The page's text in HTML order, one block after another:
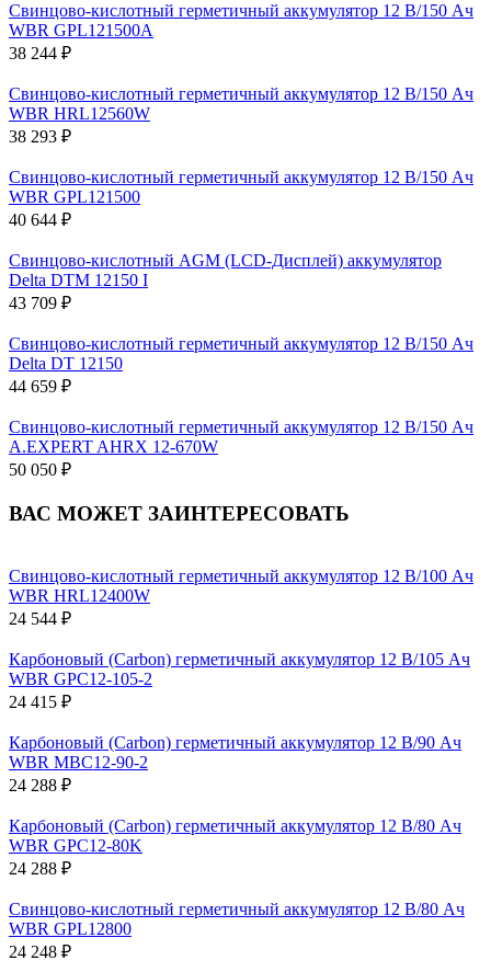
Свинцово-кислотный герметичный аккумулятор 12 В/150 Ач
WBR GPL121500A
38 244 ₽
Свинцово-кислотный герметичный аккумулятор 12 В/150 Ач
WBR HRL12560W
38 293 ₽
Свинцово-кислотный герметичный аккумулятор 12 В/150 Ач
WBR GPL121500
40 644 ₽
Свинцово-кислотный AGM (LCD-Дисплей) аккумулятор
Delta DTM 12150 I
43 709 ₽
Свинцово-кислотный герметичный аккумулятор 12 В/150 Ач
Delta DT 12150
44 659 ₽
Свинцово-кислотный герметичный аккумулятор 12 В/150 Ач
A.EXPERT AHRX 12-670W
50 050 ₽
ВАС МОЖЕТ ЗАИНТЕРЕСОВАТЬ
Свинцово-кислотный герметичный аккумулятор 12 В/100 Ач
WBR HRL12400W
24 544 ₽
Карбоновый (Carbon) герметичный аккумулятор 12 В/105 Ач
WBR GPC12-105-2
24 415 ₽
Карбоновый (Carbon) герметичный аккумулятор 12 В/90 Ач
WBR MBC12-90-2
24 288 ₽
Карбоновый (Carbon) герметичный аккумулятор 12 В/80 Ач
WBR GPC12-80K
24 288 ₽
Свинцово-кислотный герметичный аккумулятор 12 В/80 Ач
WBR GPL12800
24 248 ₽